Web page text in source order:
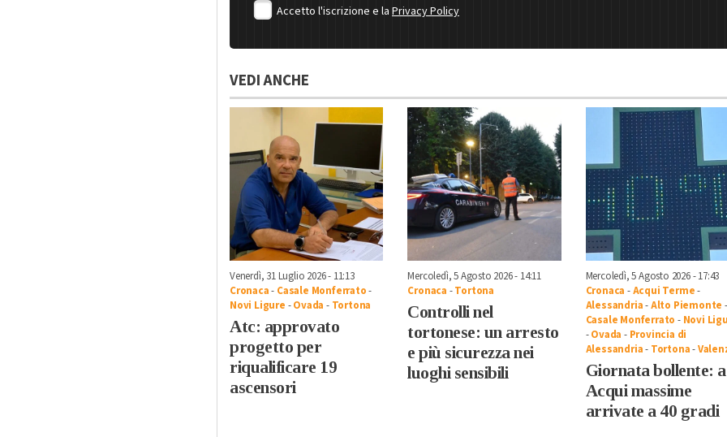
Accetto l'iscrizione e la Privacy Policy
VEDI ANCHE
Venerdì, 31 Luglio 2026 - 11:13
Cronaca- Casale Monferrato-
Novi Ligure -Ovada - Tortona
Atc: approvato
progetto per
riqualificare 19
ascensori
Mercoledì, 5 Agosto 2026 - 14:11
Cronaca -Tortona
Controlli nel
tortonese: un arresto
e più sicurezza nei
luoghi sensibili
Mercoledì, 5 Agosto 2026 - 17:43
Cronaca -Acqui Terme-
Alessandria-Alto Piemonte -
Casale Monferrato - Novi
-Ovada - Provincia di
Alessandria- Tortona-
Giornata bollente:
Acqui massime
arrivate a 40 gradi